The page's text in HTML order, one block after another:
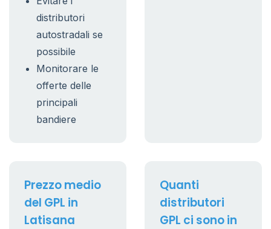
distributori
autostradali se
possibile
Monitorare le
offerte delle
principali
bandiere
Prezzo medio
del GPL in
Latisana
Quanti
distributori
GPL ci sono in